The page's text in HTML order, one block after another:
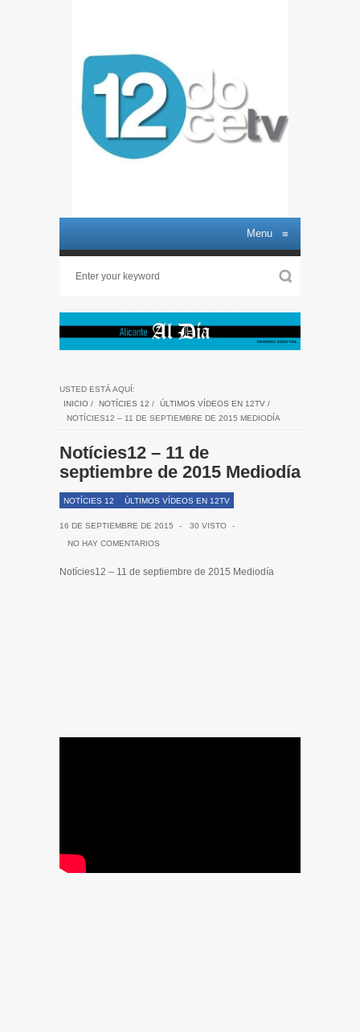
Menu ≡
USTED ESTÁ AQUÍ:
INICIO / NOTÍCIES 12 / ÚLTIMOS VÍDEOS EN 12TV /
NOTÍCIES12 – 11 DE SEPTIEMBRE DE 2015 MEDIODÍA
Notícies12 – 11 de
septiembre de 2015 Mediodía
NOTÍCIES 12 ÚLTIMOS VÍDEOS EN 12TV
16 DE SEPTIEMBRE DE 2015 - 30 VISTO
-
NO HAY COMENTARIOS
Notícies12 – 11 de septiembre de 2015 Mediodía